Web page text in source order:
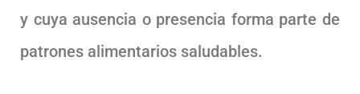
y cuya ausencia o presencia forma parte de
patrones alimentarios saludables.